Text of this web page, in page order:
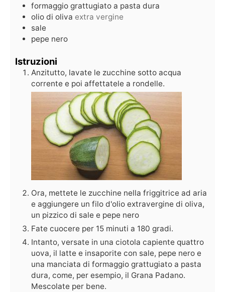
formaggio grattugiato a pasta dura
olio di oliva extra vergine
sale
pepe nero
Istruzioni
Anzitutto, lavate le zucchine sotto acqua
corrente e poi affettatele a rondelle.
Ora, mettete le zucchine nella friggitrice ad aria
e aggiungere un filo d'olio extravergine di oliva,
un pizzico di sale e pepe nero
Fate cuocere per 15 minuti a 180 gradi.
Intanto, versate in una ciotola capiente quattro
uova, il latte e insaporite con sale, pepe nero e
una manciata di formaggio grattugiato a pasta
dura, come, per esempio, il Grana Padano.
Mescolate per bene.